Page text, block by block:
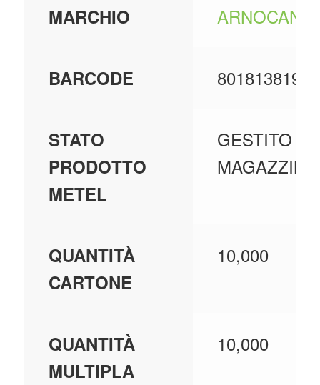
MARCHIO
BARCODE
STATO
PRODOTTO
METEL
GESTITO A
MAGAZZINO
QUANTITÀ
CARTONE
10,000
QUANTITÀ
MULTIPLA
10,000